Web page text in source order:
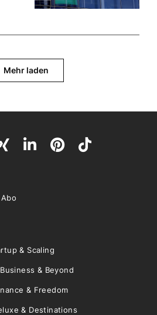
Mehr laden
Abo
& Scaling
Business & Beyond
& Freedom
& Destinations